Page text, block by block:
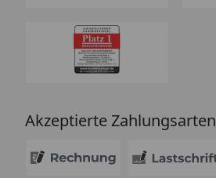
Akzeptierte Zahlungsarten